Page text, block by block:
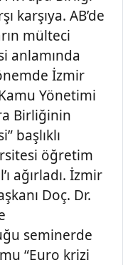
karşıya. AB’de
mülteci
anlamında
İzmir
Yönetimi
Birliğinin
başlıklı
öğretim
ağırladı. İzmir
Doç. Dr.
seminerde
“Euro krizi